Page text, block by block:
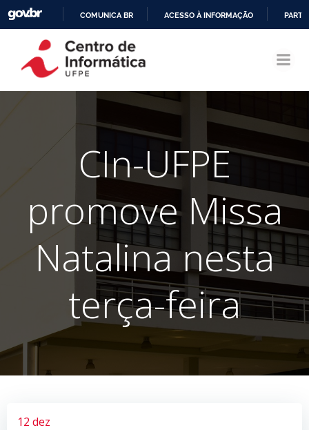
CONTEÚDO
COMUNICA BR ACESSO À INFORMAÇÃO
CIn-UFPE
promove Missa
Natalina nesta
terça-feira
12 dez